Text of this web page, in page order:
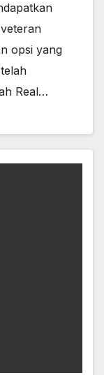
opsi yang
Real…